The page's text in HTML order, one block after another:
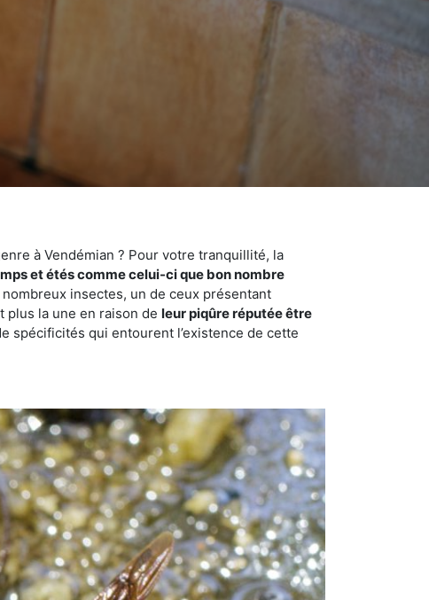
à Vendémian ? Pour votre tranquillité, la
et étés comme celui-ci que bon nombre
insectes, un de ceux présentant
la une en raison de leur piqûre réputée être
spécificités qui entourent l’existence de cette